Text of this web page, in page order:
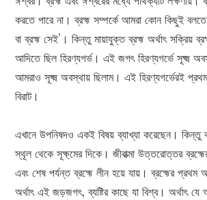
করতে পারে না। ব্রহ্ম সম্পর্কে আমরা কোন কিছুই বলতে
বা ব্রহ্ম সেই’। কিন্তু মায়াযুক্ত ব্রহ্ম অর্থাৎ সক্রিয়
আদিতে ছিল হিরণ্যগর্ভ। এই জগৎ হিরণ্যগর্ভে সূক্ষ্ম
আমরাও সূক্ষ্ম অবস্থায় ছিলাম। এই হিরণ্যগর্ভেরই
বিরাট।
এখানে উপনিষদও একই বিষয় ব্যাখ্যা করেছেন। কিন্তু
স্থূল থেকে সূক্ষ্মের দিকে। জীবাত্মা উত্তরোত্তর
এবং শেষ পর্যন্ত ব্রহ্মে লীন হয়ে যায়। ব্রহ্মের প্রথম
অর্থাৎ এই জড়জগৎ, ব্যষ্টির কাছে যা বিশ্ব। অর্থাৎ